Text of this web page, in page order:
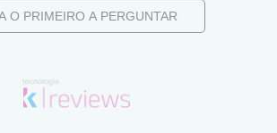
O PRIMEIRO A PERGUNTAR